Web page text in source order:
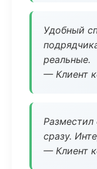
Удобный
реальные.
— Клиент
сразу.
— Клиент